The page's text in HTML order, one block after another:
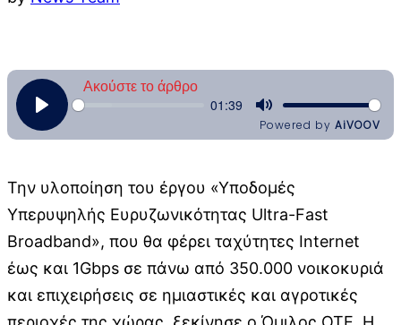
Την υλοποίηση του έργου «Υποδομές
Υπερυψηλής Ευρυζωνικότητας Ultra-Fast
Broadband», που θα φέρει ταχύτητες Internet
έως και 1Gbps σε πάνω από 350.000 νοικοκυριά
και επιχειρήσεις σε ημιαστικές και αγροτικές